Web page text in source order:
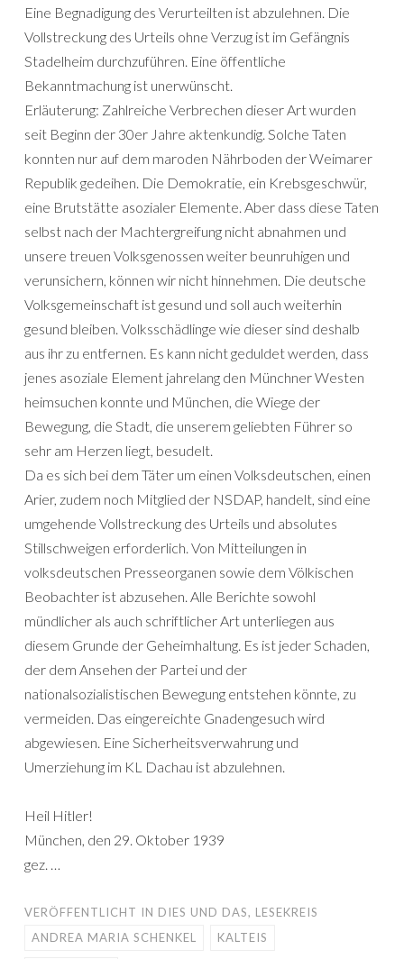
Eine Begnadigung des Verurteilten ist abzulehnen. Die
Vollstreckung des Urteils ohne Verzug ist im Gefängnis
Stadelheim durchzuführen. Eine öffentliche
Bekanntmachung ist unerwünscht.
Erläuterung: Zahlreiche Verbrechen dieser Art wurden
seit Beginn der 30er Jahre aktenkundig. Solche Taten
konnten nur auf dem maroden Nährboden der Weimarer
Republik gedeihen. Die Demokratie, ein Krebsgeschwür,
eine Brutstätte asozialer Elemente. Aber dass diese Taten
selbst nach der Machtergreifung nicht abnahmen und
unsere treuen Volksgenossen weiter beunruhigen und
verunsichern, können wir nicht hinnehmen. Die deutsche
Volksgemeinschaft ist gesund und soll auch weiterhin
gesund bleiben. Volksschädlinge wie dieser sind deshalb
aus ihr zu entfernen. Es kann nicht geduldet werden, dass
jenes asoziale Element jahrelang den Münchner Westen
heimsuchen konnte und München, die Wiege der
Bewegung, die Stadt, die unserem geliebten Führer so
sehr am Herzen liegt, besudelt.
Da es sich bei dem Täter um einen Volksdeutschen, einen
Arier, zudem noch Mitglied der NSDAP, handelt, sind eine
umgehende Vollstreckung des Urteils und absolutes
Stillschweigen erforderlich. Von Mitteilungen in
volksdeutschen Presseorganen sowie dem Völkischen
Beobachter ist abzusehen. Alle Berichte sowohl
mündlicher als auch schriftlicher Art unterliegen aus
diesem Grunde der Geheimhaltung. Es ist jeder Schaden,
der dem Ansehen der Partei und der
nationalsozialistischen Bewegung entstehen könnte, zu
vermeiden. Das eingereichte Gnadengesuch wird
abgewiesen. Eine Sicherheitsverwahrung und
Umerziehung im KL Dachau ist abzulehnen.
Heil Hitler!
München, den 29. Oktober 1939
gez. …
VERÖFFENTLICHT IN DIES UND DAS, LESEKREIS
ANDREA MARIA SCHENKEL
KALTEIS